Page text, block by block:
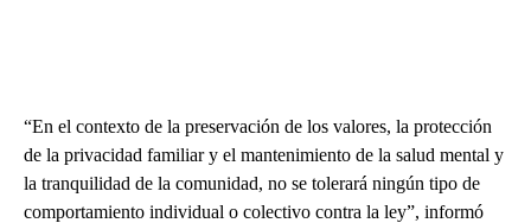
“En el contexto de la preservación de los valores, la protección
de la privacidad familiar y el mantenimiento de la salud mental y
la tranquilidad de la comunidad, no se tolerará ningún tipo de
comportamiento individual o colectivo contra la ley”, informó